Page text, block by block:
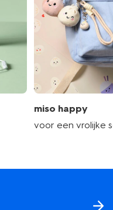
miso happy
voor een vrolijke